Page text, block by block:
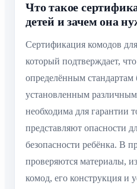
Что такое
детей и зачем она
Сертификация комодов
который подтверждает,
определённым стандартам
установленным
необходима для гарантии
представляют опасности
безопасности ребёнка. В
проверяются материалы,
комод, его конструкция и